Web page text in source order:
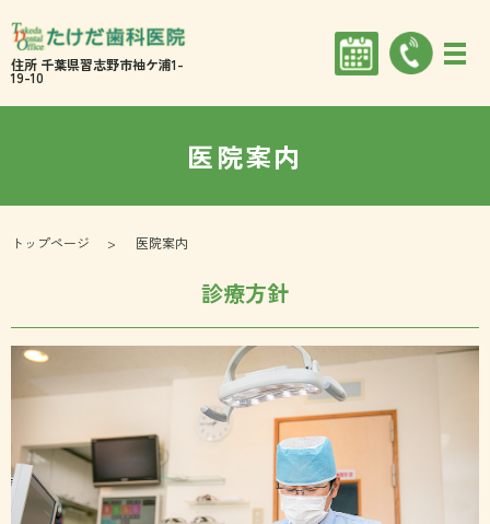
住所 千葉県習志野市袖ケ浦1-
19-10
医院案内
トップページ 医院案内
診療方針